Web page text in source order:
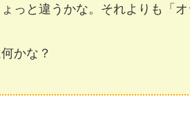
っと違うかな。それよりも「
かな？